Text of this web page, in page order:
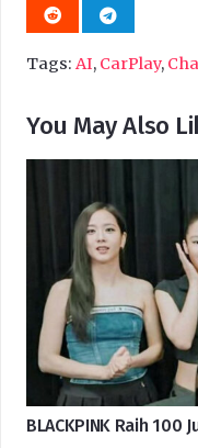
Tags: AI, CarPlay,
You May Also
BLACKPINK Raih 100